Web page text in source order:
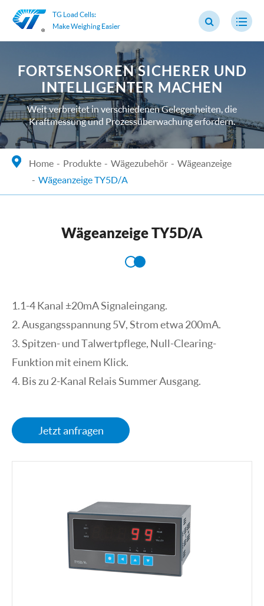
TG Load Cells:
Make Weighing Easier
FORTSENSOREN SICHERER UND
INTELLIGENTER MACHEN
Weit verbreitet in verschiedenen Gelegenheiten, die
Kraftmessung und Prozessüberwachung erfordern.
Home Produkte Wägezubehör
Wägeanzeige
Wägeanzeige TY5D/A
Wägeanzeige TY5D/A
1.1-4 Kanal ±20mA Signaleingang.
2. Ausgangsspannung 5V, Strom etwa 200mA.
3. Spitzen- und Talwertpflege, Null-Clearing-
Funktion mit einem Klick.
4. Bis zu 2-Kanal Relais Summer Ausgang.
Jetzt anfragen